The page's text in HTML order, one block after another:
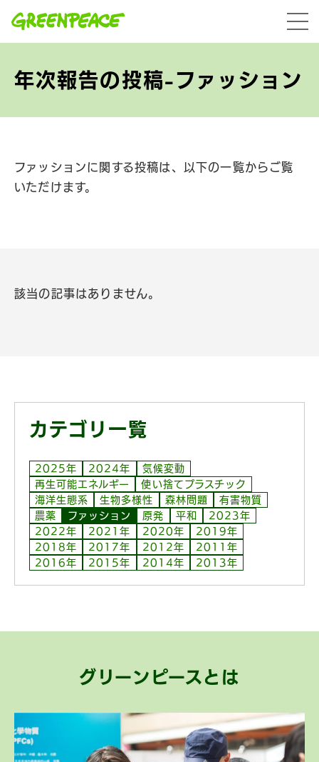
menu
年次報告の投稿-ファッション
ファッションに関する投稿は、以下の一覧からご覧
いただけます。
該当の記事はありません。
カテゴリ一覧
2025年 2024年
気候変動
再生可能エネルギー
使い捨てプラスチック
海洋生態系
生物多様性 森林問題
有害物質
農薬
ファッション 原発 平和
2023年
2022年
2021年 2020年
2019年
2018年
2017年 2012年
2011年
2016年
2015年 2014年 2013年
グリーンピースとは